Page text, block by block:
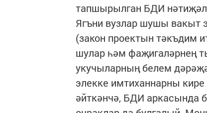
тапшырылган БДИ
Ягъни вузлар шушы вакыт
(закон проектын тәкъдим
шулар һәм фаҗигаләрнең
укучыларның белем
элекке имтиханнарны
әйткәнчә, БДИ аркасында